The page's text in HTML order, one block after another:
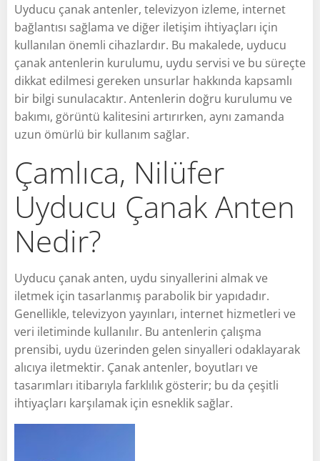
Uyducu çanak antenler, televizyon izleme, internet
bağlantısı sağlama ve diğer iletişim ihtiyaçları için
kullanılan önemli cihazlardır. Bu makalede, uyducu
çanak antenlerin kurulumu, uydu servisi ve bu süreçte
dikkat edilmesi gereken unsurlar hakkında kapsamlı
bir bilgi sunulacaktır. Antenlerin doğru kurulumu ve
bakımı, görüntü kalitesini artırırken, aynı zamanda
uzun ömürlü bir kullanım sağlar.
Çamlıca, Nilüfer
Uyducu Çanak Anten
Nedir?
Uyducu çanak anten, uydu sinyallerini almak ve
iletmek için tasarlanmış parabolik bir yapıdadır.
Genellikle, televizyon yayınları, internet hizmetleri ve
veri iletiminde kullanılır. Bu antenlerin çalışma
prensibi, uydu üzerinden gelen sinyalleri odaklayarak
alıcıya iletmektir. Çanak antenler, boyutları ve
tasarımları itibarıyla farklılık gösterir; bu da çeşitli
ihtiyaçları karşılamak için esneklik sağlar.